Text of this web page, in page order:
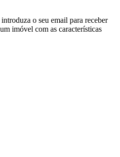
o seu email para receber
imóvel com as características